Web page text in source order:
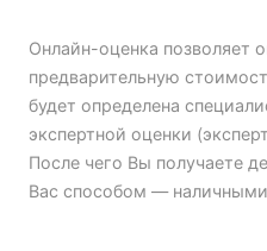
Онлайн-оценка позволяет
предварительную
будет определена
экспертной оценки
После чего Вы получаете
Вас способом —